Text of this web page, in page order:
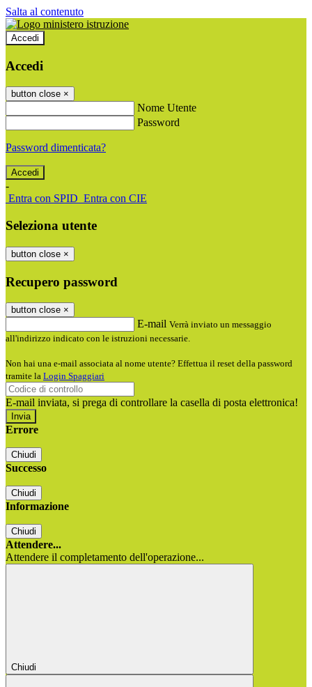
Salta al contenuto
Accedi
Accedi
button close ×
Nome Utente
Password
Password dimenticata?
-
Entra con SPID Entra con CIE
Seleziona utente
button close ×
Recupero password
button close ×
E-mail Verrà inviato un messaggio
all'indirizzo indicato con le istruzioni necessarie.
Non hai una e-mail associata al nome utente? Effettua il reset della password
tramite la Login Spaggiari
E-mail inviata, si prega di controllare la casella di posta elettronica!
Errore
Chiudi
Successo
Chiudi
Informazione
Chiudi
Attendere...
Attendere il completamento dell'operazione...
Chiudi